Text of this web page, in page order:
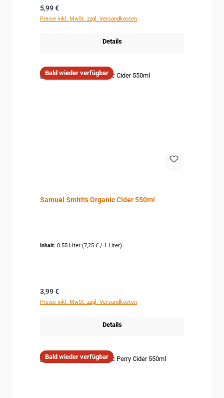
Regulärer Preis:
5,99 €
Preise inkl. MwSt. zzgl. Versandkosten
Details
Bald wieder verfügbar
Samuel Smith's Organic Cider 550ml
Inhalt: 0.55 Liter (7,25 € / 1 Liter)
Regulärer Preis:
3,99 €
Preise inkl. MwSt. zzgl. Versandkosten
Details
Bald wieder verfügbar